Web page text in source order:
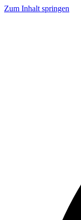
Zum Inhalt springen